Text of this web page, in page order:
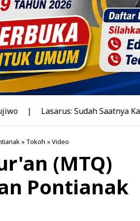
Sudah Saatnya Kalbar Miliki
» Tokoh »Video
(MTQ)
Pontianak